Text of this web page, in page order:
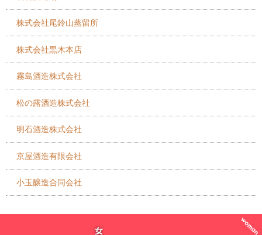
株式会社尾鈴山蒸留所
株式会社黒木本店
霧島酒造株式会社
松の露酒造株式会社
明石酒造株式会社
京屋酒造有限会社
小玉醸造合同会社